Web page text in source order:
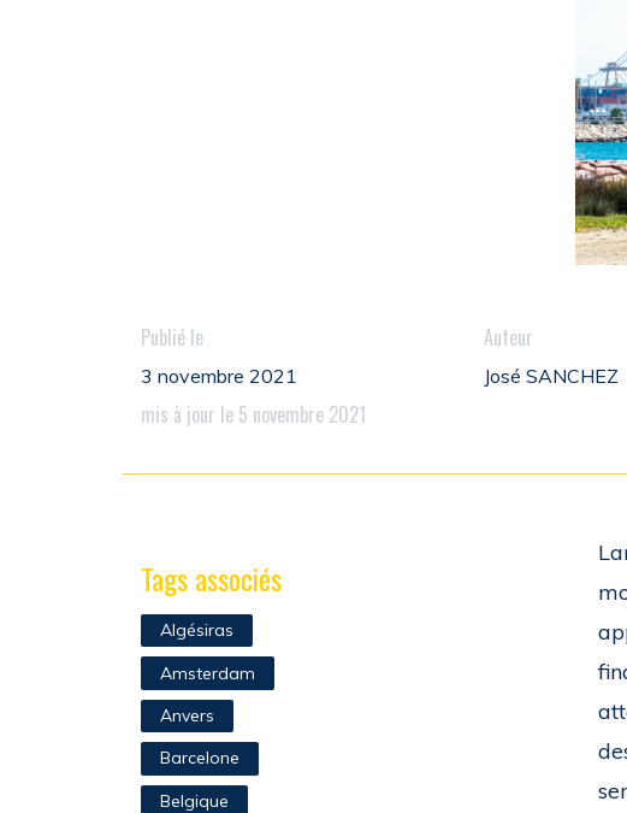
Publié le
3 novembre 2021
mis à jour le 5 novembre 2021
Auteur
José SANCHEZ
Tags associés
Algésiras
Amsterdam
Anvers
Barcelone
Belgique